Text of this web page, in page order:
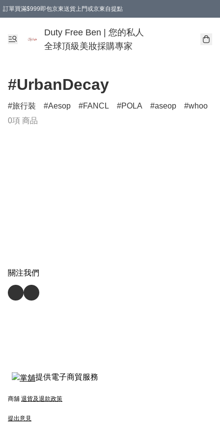
訂單買滿$999即包京東送貨上門或京東自提點
Duty Free Ben | 您的私人
全球頂級美妝採購專家
#UrbanDecay
旅行裝 Aesop FANCL POLA aseop
whoo
0項 商品
關注我們
提供電子商貿服務
商舖 退貨及退款政策
提出意見